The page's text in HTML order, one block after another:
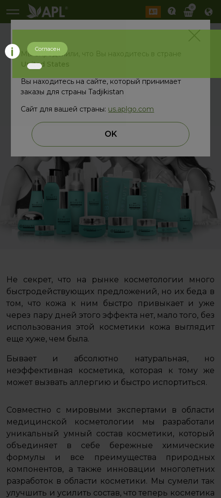
0
В ПОИСКАХ
ИДЕАЛЬНОЙ
ФОРМУЛЫ КРАСОТЫ
Не секрет, что на рынке косметологии много
быстродействующих предложений, но их беда в
том, что кожа к ним быстро привыкает и уже
через пару дней этого эффекта нет, мало того, без
использования этой косметики кожа выглядит
еще хуже, чем была.
Бывает и абсолютно натуральная, но
неэффективная косметика, которая к тому же
может вызвать аллергию и быстро испортиться.
Совместно с мировыми экспертами в области
медицинской косметологии мы разработали
уникальный умный состав косметики, который
объединяет в себе бережные химические
формулы и все преимущества природных
компонентов, а также инновации многолетних
разработок в области косметики. Мы сумели так
улучшить и усилить состав, что теперь косметика
Мы определили, что Вы находитесь в стране
United States
Вы находитесь на сайте, который принимает
заказы для страны Tadjikistan
Сайт для вашей страны: us.aplgo.com
OK
Согласен